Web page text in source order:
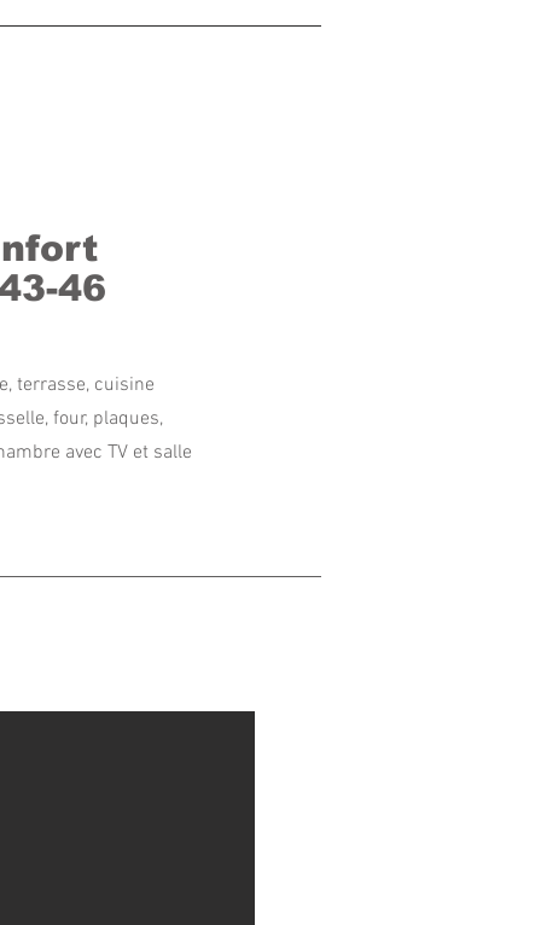
46
terrasse, cuisine
four, plaques,
avec TV et salle